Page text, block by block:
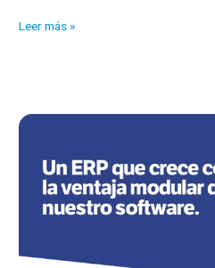
Mejora
un
cubre
Leer más »